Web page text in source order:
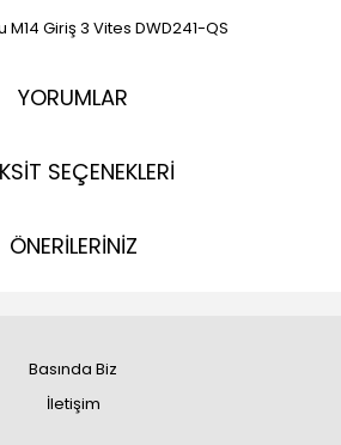
M14 Giriş 3 Vites DWD241-QS
YORUMLAR
SEÇENEKLERİ
ÖNERİLERİNİZ
Basında Biz
İletişim